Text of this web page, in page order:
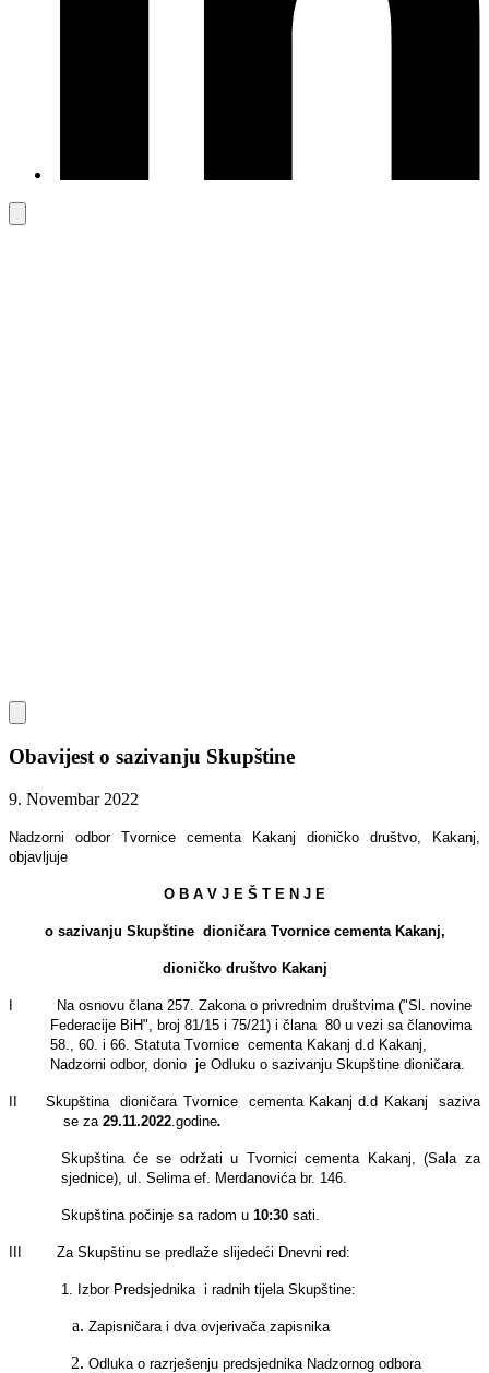
Obavijest o sazivanju Skupštine
9. Novembar 2022
Nadzorni odbor Tvornice cementa Kakanj dioničko društvo, Kakanj,
objavljuje
O B A V J E Š T E N J E
o sazivanju Skupštine dioničara Tvornice cementa Kakanj,
dioničko društvo Kakanj
I Na osnovu člana 257. Zakona o privrednim društvima ("Sl. novine
Federacije BiH", broj 81/15 i 75/21) i člana 80 u vezi sa članovima
58., 60. i 66. Statuta Tvornice cementa Kakanj d.d Kakanj,
Nadzorni odbor, donio je Odluku o sazivanju Skupštine dioničara.
II Skupština dioničara Tvornice cementa Kakanj d.d Kakanj saziva
se za 29.11.2022 .godine.
Skupština će se održati u Tvornici cementa Kakanj, (Sala za
sjednice), ul. Selima ef. Merdanovića br. 146.
Skupština počinje sa radom u 10:30 sati.
III Za Skupštinu se predlaže slijedeći Dnevni red:
1. Izbor Predsjednika i radnih tijela Skupštine:
Zapisničara i dva ovjerivača zapisnika
Odluka o razrješenju predsjednika Nadzornog odbora